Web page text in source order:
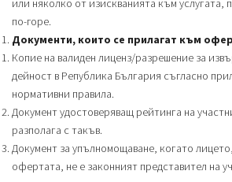
или няколко от изискванията към услугата,
по-горе.
Документи, които се прилагат към
Копие на валиден лиценз/разрешение за
дейност в Република България съгласно
нормативни правила.
Документ удостоверяващ рейтинга на
разполага с такъв.
Документ за упълномощаване, когато
офертата, не е законният представител на